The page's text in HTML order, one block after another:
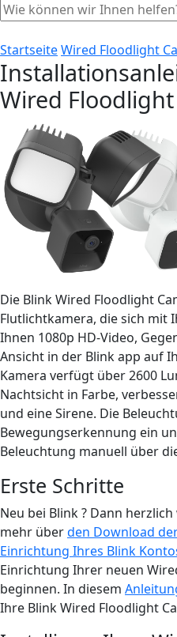
StartseiteWired Floodlight
Wired
Die Blink Wired Floodlight
Flutlichtkamera, die sich mit
Ihnen 1080p HD-Video,
Ansicht in der Blink app auf
Kamera verfügt über 2600
Nachtsicht in Farbe,
und eine Sirene. Die
Bewegungserkennung ein
Beleuchtung manuell über
Erste Schritte
Neu bei Blink ? Dann
mehr überden Download
Einrichtung Ihres Blink
Einrichtung Ihrer neuen
beginnen. In diesem
Ihre Blink Wired Floodlight